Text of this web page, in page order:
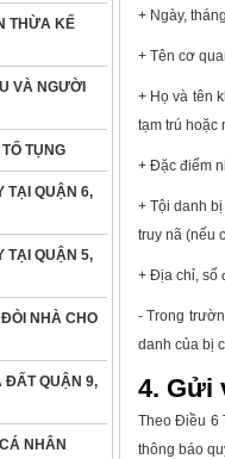
THỪA KẾ
VÀ NGƯỜI
TỤNG
TẠI QUẬN 6,
TẠI QUẬN 5,
NHÀ CHO
ĐẤT QUẬN 9,
NHÂN
+ Ngày,
+ Tên cơ
+ Họ và tên
tạm trú hoặc
+ Đặc điểm
+ Tội danh
truy nã (nếu
+ Địa chỉ, số
- Trong
danh của bị
4. Gửi
Theo Điều 6
thông báo